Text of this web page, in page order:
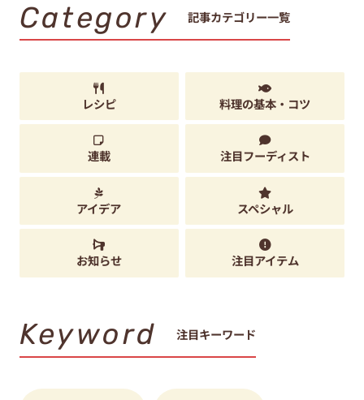
Category 記事カテゴリー一覧
レシピ 料理の基本・コツ
連載 注目フーディスト
アイデア スペシャル
お知らせ 注目アイテム
Keyword 注目キーワード